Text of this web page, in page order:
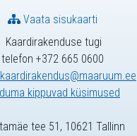
Kaardirakenduse tugi
telefon +372 665 0600
kaardirakendus@maaruum.ee
kippuvad küsimused
Vaata sisukaarti
tee 51, 10621 Tallinn